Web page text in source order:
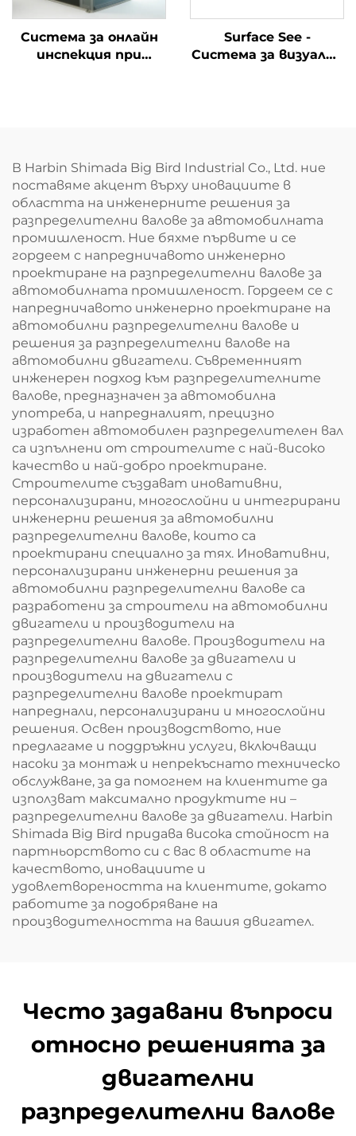
Система за онлайн
инспекция при
Surface See -
Система за визуална
В Harbin Shimada Big Bird Industrial Co., Ltd. ние
поставяме акцент върху иновациите в
областта на инженерните решения за
разпределителни валове за автомобилната
промишленост. Ние бяхме първите и се
гордеем с напредничавото инженерно
проектиране на разпределителни валове за
автомобилната промишленост. Гордеем се с
напредничавото инженерно проектиране на
автомобилни разпределителни валове и
решения за разпределителни валове на
автомобилни двигатели. Съвременният
инженерен подход към разпределителните
валове, предназначен за автомобилна
употреба, и напредналият, прецизно
изработен автомобилен разпределителен вал
са изпълнени от строителите с най-високо
качество и най-добро проектиране.
Строителите създават иновативни,
персонализирани, многослойни и интегрирани
инженерни решения за автомобилни
разпределителни валове, които са
проектирани специално за тях. Иновативни,
персонализирани инженерни решения за
автомобилни разпределителни валове са
разработени за строители на автомобилни
двигатели и производители на
разпределителни валове. Производители на
разпределителни валове за двигатели и
производители на двигатели с
разпределителни валове проектират
напреднали, персонализирани и многослойни
решения. Освен производството, ние
предлагаме и поддръжни услуги, включващи
насоки за монтаж и непрекъснато техническо
обслужване, за да помогнем на клиентите да
използват максимално продуктите ни –
разпределителни валове за двигатели. Harbin
Shimada Big Bird придава висока стойност на
партньорството си с вас в областите на
качеството, иновациите и
удовлетвореността на клиентите, докато
работите за подобряване на
производителността на вашия двигател.
Често задавани въпроси
относно решенията за
двигателни
разпределителни валове